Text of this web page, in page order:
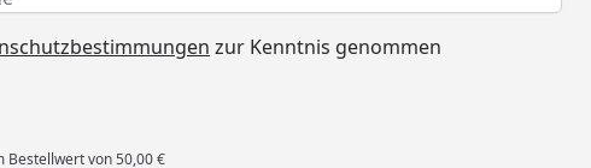
zur Kenntnis genommen
Bestellwert von 50,00 €